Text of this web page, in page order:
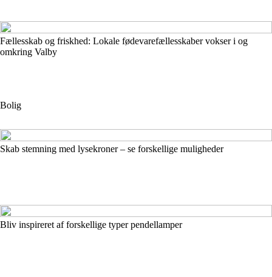
Fællesskab og friskhed: Lokale fødevarefællesskaber vokser i og
omkring Valby
Bolig
Skab stemning med lysekroner – se forskellige muligheder
Bliv inspireret af forskellige typer pendellamper